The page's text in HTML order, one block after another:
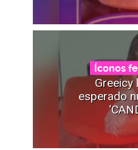
Íconos
Greeicy
esperado